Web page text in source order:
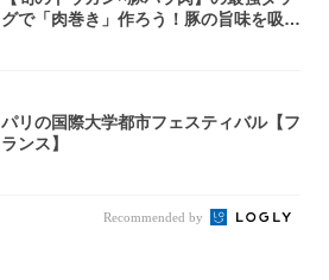
グで「肉巻き」作ろう！豚の旨味を吸い
パリの国際大学都市フェスティバル【フ
ランス】
Recommended by